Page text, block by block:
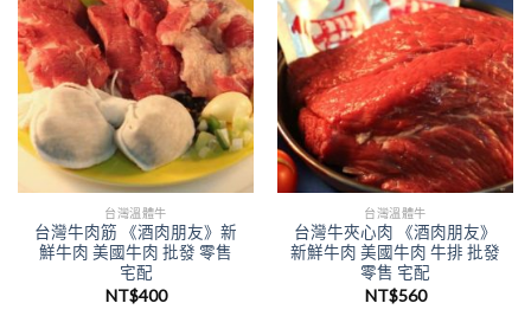
台灣溫體牛
台灣牛肉筋 《酒肉朋友》新
鮮牛肉 美國牛肉 批發 零售
宅配
NT$400
台灣溫體牛
台灣牛夾心肉 《酒肉朋友》
新鮮牛肉 美國牛肉 牛排 批發
零售 宅配
NT$560